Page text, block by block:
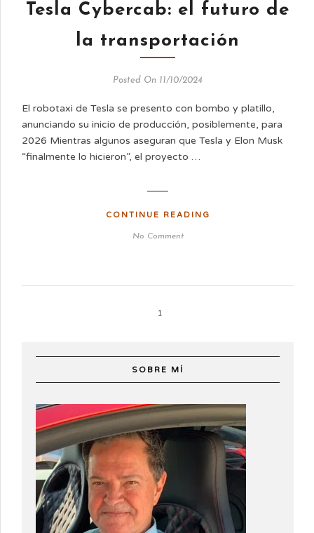
Tesla Cybercab: el futuro de
la transportación
Posted On 11/10/2024
El robotaxi de Tesla se presento con bombo y platillo,
anunciando su inicio de producción, posiblemente, para
2026 Mientras algunos aseguran que Tesla y Elon Musk
“finalmente lo hicieron”, el proyecto …
CONTINUE READING
No Comment
1
SOBRE MÍ